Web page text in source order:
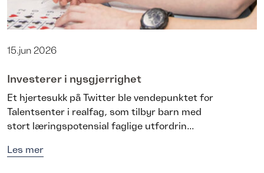
15.jun 2026
Investerer i nysgjerrighet
Et hjertesukk på Twitter ble vendepunktet for
Talentsenter i realfag, som tilbyr barn med
stort læringspotensial faglige utfordrin...
Les mer